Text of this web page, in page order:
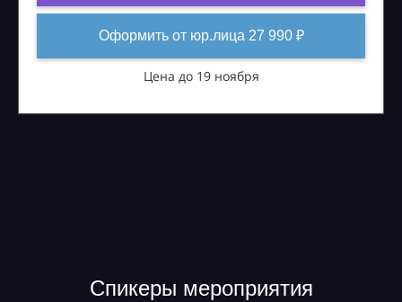
Оформить от юр.лица 27 990 ₽
Цена до 19 ноября
Спикеры мероприятия